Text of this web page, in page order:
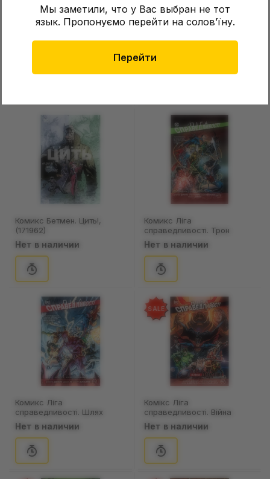
Мы заметили, что у Вас выбран не тот
язык. Пропонуємо перейти на соловʼїну.
Перейти
Комикс DCміляція, (175120)
Комикс Ліга
Книга 1, (171771)
Нет в наличии
Комикс Бетмен. Цить!,
(171962)
Нет в наличии
Комикс Ліга
справедливості. Трон
Атлантиди. Книга 3, (172617)
Нет в наличии
Комикс Ліга
справедливості. Шлях
злочинця. Книга 2, (171801)
Нет в наличии
SALE
Комікс Ліга
справедливості. Війна
Дарксайда. Частина 1 з 2.
Книга 8, (176769)
Нет в наличии